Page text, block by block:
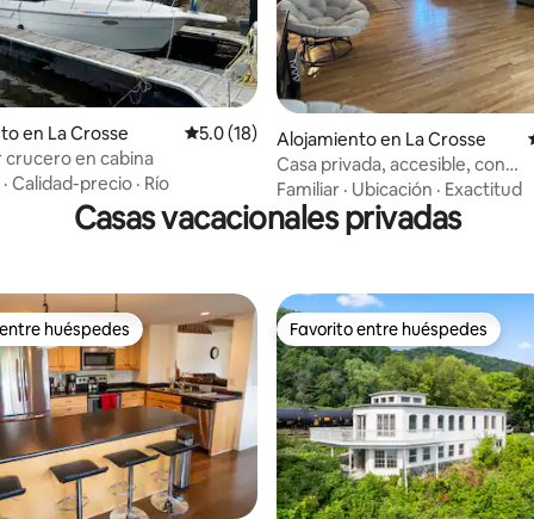
de 5, 56 reseñas
en La Crosse Calificación promedio: 5.0 de 5, 18 reseñas
5.0 (18)
en cabina
· Calidad-precio · Río
Alojamiento en La Crosse
Casa privada, accesible, con
aparcamiento.
Familiar · Ubicación · Exactitud
Casas vacacionales privadas
huéspedes
huéspedes Favorito entre huéspedes
Favorito entre huéspedes